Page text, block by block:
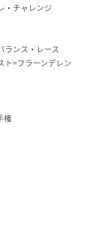
・チャレンジ
ランス・レース
ト=フラーンデレン
権